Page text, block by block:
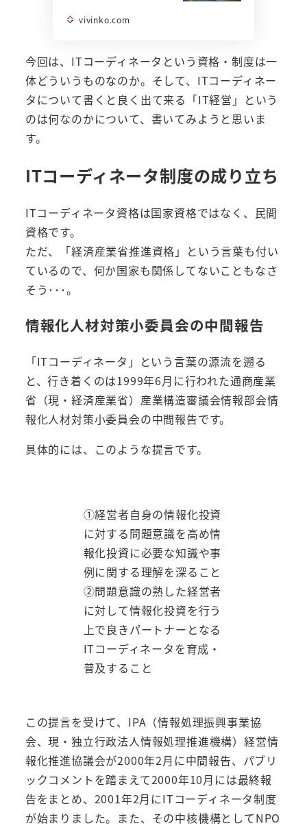
vivinko.com
今回は、ITコーディネータという資格・制度は一
体どういうものなのか。そして、ITコーディネー
タについて書くと良く出て来る「IT経営」という
のは何なのかについて、書いてみようと思いま
す。
ITコーディネータ制度の成り立ち
ITコーディネータ資格は国家資格ではなく、民間
資格です。
ただ、「経済産業省推進資格」という言葉も付い
ているので、何か国家も関係してないこともなさ
そう･･･。
情報化人材対策小委員会の中間報告
「ITコーディネータ」という言葉の源流を遡る
と、行き着くのは1999年6月に行われた通商産業
省（現・経済産業省）産業構造審議会情報部会情
報化人材対策小委員会の中間報告です。
具体的には、このような提言です。
①経営者自身の情報化投資
に対する問題意識を高め情
報化投資に必要な知識や事
例に関する理解を深ること
②問題意識の熟した経営者
に対して情報化投資を行う
上で良きパートナーとなる
ITコーディネータを育成・
普及すること
この提言を受けて、IPA（情報処理振興事業協
会、現・独立行政法人情報処理推進機構）経営情
報化推進協議会が2000年2月に中間報告、パブリ
ックコメントを踏まえて2000年10月には最終報
告をまとめ、2001年2月にITコーディネータ制度
が始まりました。また、その中核機構としてNPO